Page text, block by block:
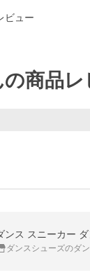
ビュー
商品レ
ンス スニーカー
ダンスシューズのダ